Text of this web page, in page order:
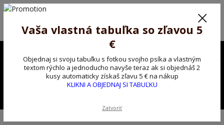
Poprosíme ctených zákazníkov o trpezlivosť, v tomto období máme
Preto sme Vám pripravili malý darček ako ospravedlnenie.
!!! ZĽAVA 5€ na PRVÚ objednávku nad 30€ s kódom pozorpes5 !!!
0,00 EUR
Vaša vlastná tabuľka so zľavou 5
€
Objednaj si svoju tabuľku s fotkou svojho psíka a vlastným
textom rýchlo a jednoducho navyše teraz ak si objednáš 2
kusy automaticky získaš zľavu 5 € na nákup
KLIKNI A OBJEDNAJ SI TABUĽKU
Zatvoriť